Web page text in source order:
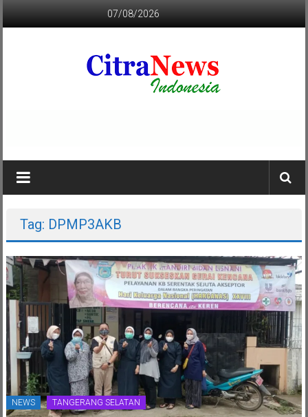
07/08/2026
BERANI
DAN
KRISTIS
Tag: DPMP3AKB
NEWS TANGERANG SELATAN